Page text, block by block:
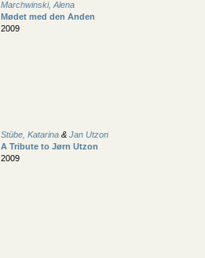
Marchwinski, Alena
Mødet med den Anden
2009
Stübe, Katarina & Jan Utzon
A Tribute to Jørn Utzon
2009